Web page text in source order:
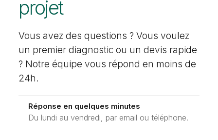
projet
Vous avez des questions ? Vous voulez
un premier diagnostic ou un devis rapide
? Notre équipe vous répond en moins de
24h.
Réponse en quelques minutes
Du lundi au vendredi, par email ou téléphone.